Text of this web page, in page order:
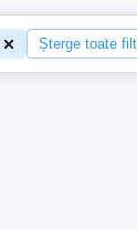
Șterge toate